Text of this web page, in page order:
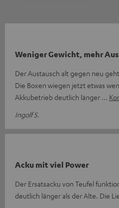
Weniger Gewicht, mehr
Der Austausch alt gegen neu
Die Boxen wiegen jetzt etwas
Akkubetrieb deutlich länger
Ingolf S.
Acku mit viel Power
Der Ersatsacku von Teufel
deutlich länger als der Alte. Die